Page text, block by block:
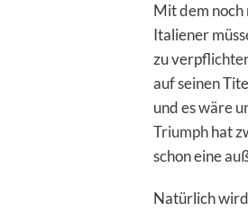
Mit dem noch
Italiener
zu
auf seinen
und es wäre
Triumphhat
schon eine
Natürlich wird